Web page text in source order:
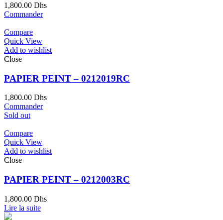
1,800.00 Dhs
Commander
Compare
Quick View
Add to wishlist
Close
PAPIER PEINT – 0212019RC
1,800.00 Dhs
Commander
Sold out
Compare
Quick View
Add to wishlist
Close
PAPIER PEINT – 0212003RC
1,800.00 Dhs
Lire la suite